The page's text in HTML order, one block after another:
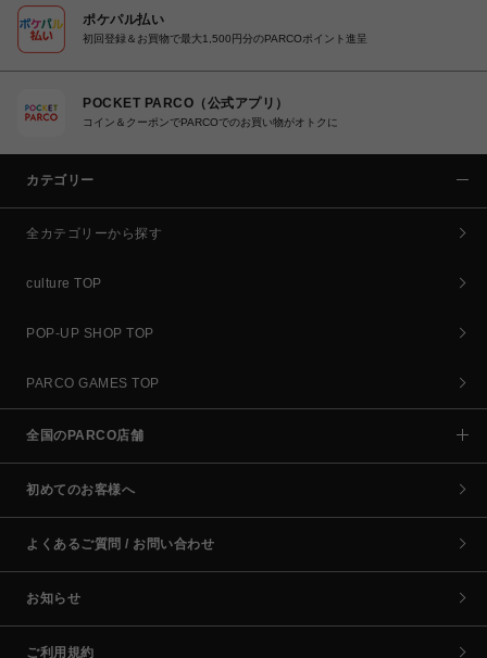
ポケパル払い
初回登録＆お買物で最大1,500円分のPARCOポイント進呈
POCKET PARCO（公式アプリ）
コイン＆クーポンでPARCOでのお買い物がオトクに
カテゴリー
全カテゴリーから探す
culture TOP
POP-UP SHOP TOP
PARCO GAMES TOP
全国のPARCO店舗
初めてのお客様へ
よくあるご質問 / お問い合わせ
お知らせ
ご利用規約